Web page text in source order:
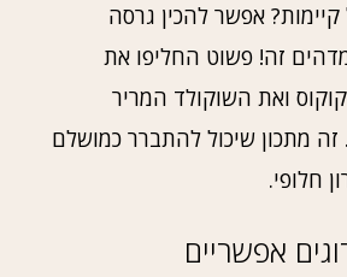
אפשר להכין גרסה
זה! פשוט החליפו את
ואת השוקולד המריר
זה מתכון שיכול להתברר כמושלם
חלופי.
אפשריים